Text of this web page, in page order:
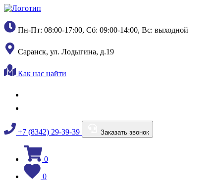
Пн-Пт: 08:00-17:00, Сб: 09:00-14:00, Вс: выходной
Саранск, ул. Лодыгина, д.19
Как нас найти
+7 (8342) 29-39-39 Заказать звонок
0
0